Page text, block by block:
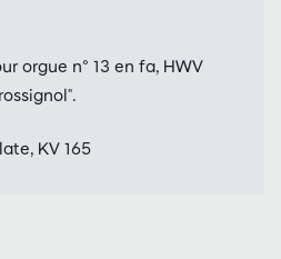
orgue n° 13 en fa, HWV
KV 165